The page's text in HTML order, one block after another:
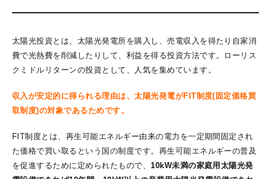
太陽光投資とは、太陽光発電所を購入し、売電収入を得たり自家消
費で光熱費を削減したりして、利益を得る投資方法です。ローリス
クミドルリターンの投資として、人気を集めています。
収入が安定的に得られる理由は、太陽光発電がFIT制度(固定価格買
取制度)の対象であるためです。
FIT制度とは、再生可能エネルギー由来の電力を一定期間固定され
た価格で買い取るという国の制度です。再生可能エネルギーの普及
を促進するために定められたもので、10kW未満の家庭用太陽光発